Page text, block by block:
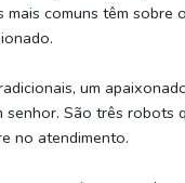
comuns têm sobre
um
São três robots
no atendimento.